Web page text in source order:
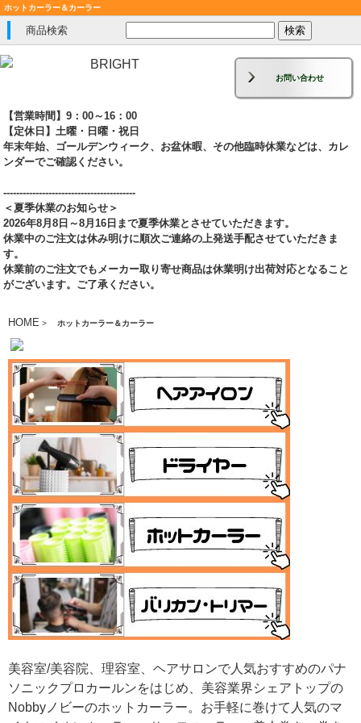
ホットカーラー＆カーラー
商品検索
お問い合わせ
【営業時間】9：00～16：00
【定休日】土曜・日曜・祝日
年末年始、ゴールデンウィーク、お盆休暇、その他臨時休業などは、カレ
ンダーでご確認ください。
-----------------------------------------
＜夏季休業のお知らせ＞
2026年8月8日～8月16日まで夏季休業とさせていただきます。
休業中のご注文は休み明けに順次ご連絡の上発送手配させていただきま
す。
休業前のご注文でもメーカー取り寄せ商品は休業明け出荷対応となること
がございます。ご了承ください。
HOME > ホットカーラー＆カーラー
美容室/美容院、理容室、ヘアサロンで人気おすすめのパナ
ソニックプロカールンをはじめ、美容業界シェアトップの
Nobbyノビーのホットカーラー。お手軽に巻けて人気のマ